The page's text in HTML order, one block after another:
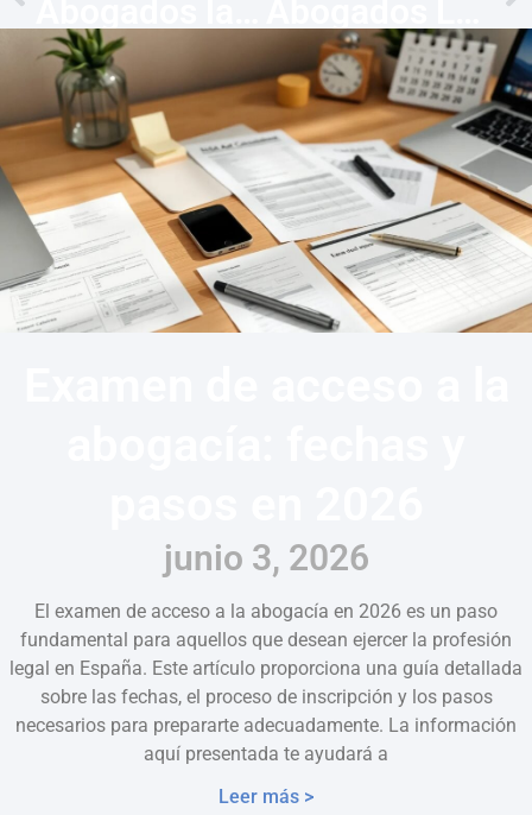
junio 3, 2026
El examen de acceso a la abogacía en 2026 es un paso
fundamental para aquellos que desean ejercer la profesión
legal en España. Este artículo proporciona una guía detallada
sobre las fechas, el proceso de inscripción y los pasos
necesarios para prepararte adecuadamente. La información
aquí presentada te ayudará a
Leer más >